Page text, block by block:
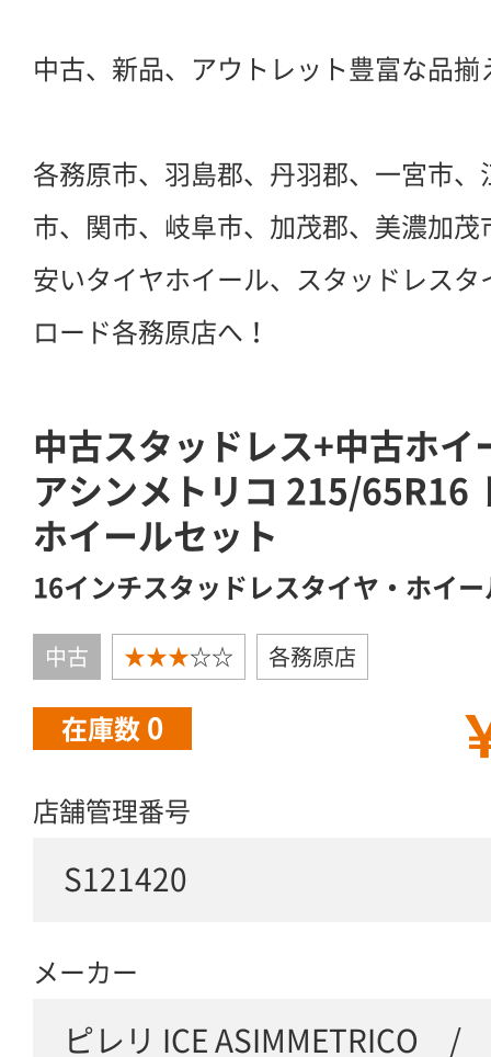
中古、新品、アウトレット豊富な品揃
各務原市、羽島郡、丹羽郡、一宮市
市、関市、岐阜市、加茂郡、美濃加茂
安いタイヤホイール、スタッドレス
ロード各務原店へ！
中古スタッドレス+中古ホイ
アシンメトリコ 215/65R16
ホイールセット
16インチスタッドレスタイヤ・ホイ
中古 ★★★☆☆ 各務原店
在庫数 0
店舗管理番号
S121420
メーカー
ピレリ ICE ASIMMETRICO /